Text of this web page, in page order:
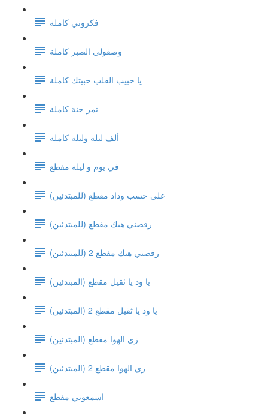
فكروني كاملة
وصفولي الصبر كاملة
يا حبيب القلب حبيتك كاملة
تمر حنة كاملة
ألف ليلة وليلة كاملة
في يوم و ليلة مقطع
على حسب وداد مقطع (للمبتدئين)
رقصني هيك مقطع (للمبتدئين)
رقصني هيك مقطع 2 (للمبتدئين)
يا ود يا ثقيل مقطع (المبتدئين)
يا ود يا ثقيل مقطع 2 (المبتدئين)
زي الهوا مقطع (المبتدئين)
زي الهوا مقطع 2 (المبتدئين)
اسمعوني مقطع